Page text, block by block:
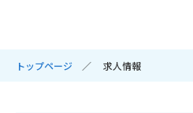
トップページ 求人情報